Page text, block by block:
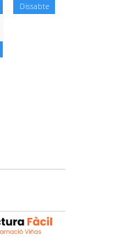
Dissabte